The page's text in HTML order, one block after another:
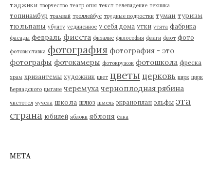
таджики творчество театр огня текст телевидение техника
топинамбур трамвай троллейбус трудные подростки туман туризм
тюльпаны убунту уединенное у себя дома утки утята фабрика
фасады февраль фиеста физалис философия флаги флот фото
фотовыставка фотография фотография - это
фотографы фотокамеры фотокружок фотошкола фреска
храм хризантемы художник цвет цветы церковь цирк цирк
Вернадского цыгане черемуха черноплодная рябина
чистотел чучела школа шлюз шмель экраноплан эльфы эта
страна юбилей яблоки яблоня ёлка
МЕТА